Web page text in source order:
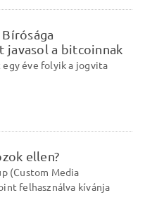
javasol a bitcoinnak
éve folyik a jogvita
ellen?
(Custom Media
felhasználva kívánja